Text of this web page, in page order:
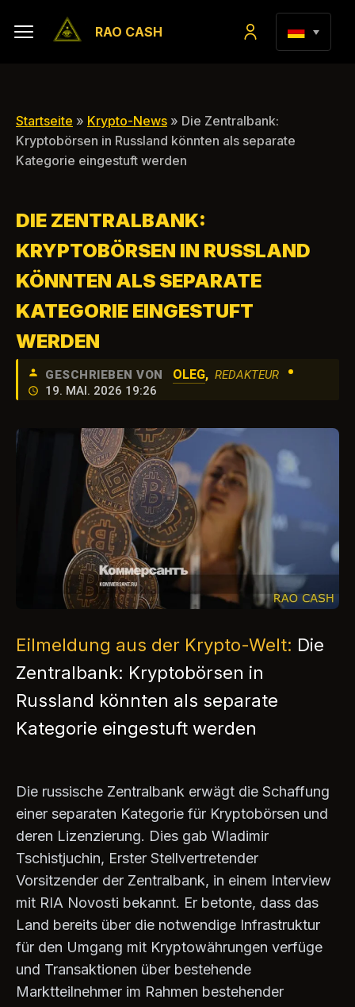
RAO CASH
Startseite » Krypto-News » Die Zentralbank:
Kryptobörsen in Russland könnten als separate
Kategorie eingestuft werden
DIE ZENTRALBANK:
KRYPTOBÖRSEN IN RUSSLAND
KÖNNTEN ALS SEPARATE
KATEGORIE EINGESTUFT
WERDEN
GESCHRIEBEN VON OLEG, REDAKTEUR •
19. MAI. 2026 19:26
Eilmeldung aus der Krypto-Welt: Die
Zentralbank: Kryptobörsen in
Russland könnten als separate
Kategorie eingestuft werden
Die russische Zentralbank erwägt die Schaffung
einer separaten Kategorie für Kryptobörsen und
deren Lizenzierung. Dies gab Wladimir
Tschistjuchin, Erster Stellvertretender
Vorsitzender der Zentralbank, in einem Interview
mit RIA Novosti bekannt. Er betonte, dass das
Land bereits über die notwendige Infrastruktur
für den Umgang mit Kryptowährungen verfüge
und Transaktionen über bestehende
Marktteilnehmer im Rahmen bestehender